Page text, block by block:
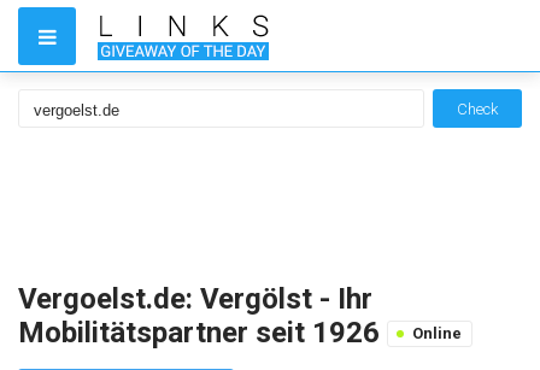
Check
Vergoelst.de: Vergölst - Ihr
Mobilitätspartner seit 1926
Online